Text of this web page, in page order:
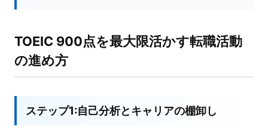
TOEIC 900点を最大限活かす転職活動
の進め方
ステップ1:自己分析とキャリアの棚卸し